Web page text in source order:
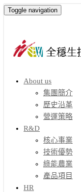
Toggle navigation
About us
集團簡介
歷史沿革
營運策略
R&D
核心事業
技術優勢
綠能農業
產品項目
HR